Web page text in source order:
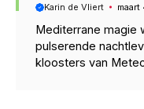
Karin de Vliert maart
Mediterrane magie
pulserende
kloosters van